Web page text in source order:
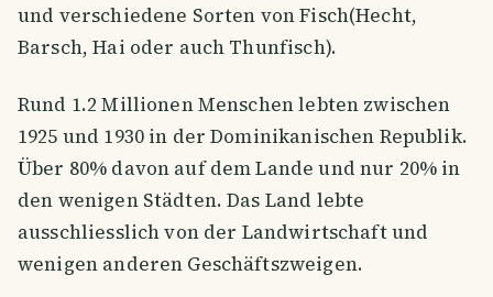
und verschiedene Sorten von Fisch(Hecht,
Barsch, Hai oder auch Thunfisch).
Rund 1.2 Millionen Menschen lebten zwischen
1925 und 1930 in der Dominikanischen Republik.
Über 80% davon auf dem Lande und nur 20% in
den wenigen Städten. Das Land lebte
ausschliesslich von der Landwirtschaft und
wenigen anderen Geschäftszweigen.